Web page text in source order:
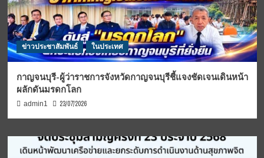
ข่าวประชาสัมพันธ์ ในประเทศ
กาญจนบุรี-ผู้ว่าราชการจังหวัดกาญจนบุรีชี้แจงชัดเจนเดินหน้า
ผลักดันมรดกโลก
admin1 23/07/2026